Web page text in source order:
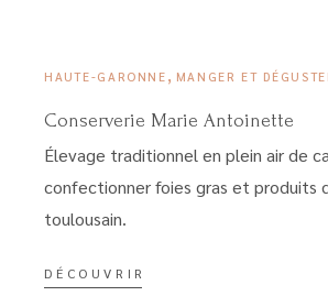
HAUTE-GARONNE , MANGER ET
Conserverie Marie Antoinette
Élevage traditionnel en plein air de
confectionner foies gras et produits
toulousain.
DÉCOUVRIR